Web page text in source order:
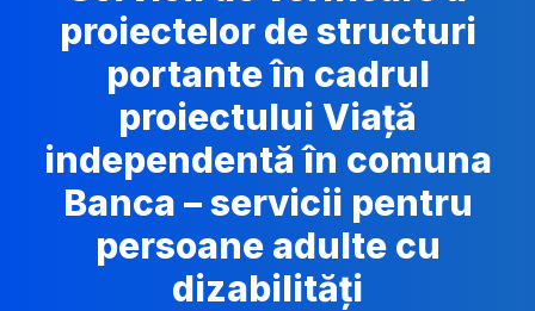
proiectelor de structuri
portante în cadrul
proiectului Viață
independentă în comuna
Banca – servicii pentru
persoane adulte cu
dizabilități